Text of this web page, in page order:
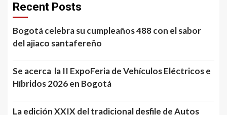
Recent Posts
Bogotá celebra su cumpleaños 488 con el sabor
del ajiaco santafereño
Se acerca la II ExpoFeria de Vehículos Eléctricos e
Híbridos 2026 en Bogotá
La edición XXIX del tradicional desfile de Autos